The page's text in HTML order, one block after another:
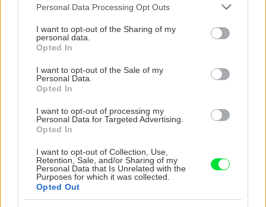
Please note that this website/app uses one or more Google
not limited to your visit or usage behaviour. You may click to
grant or deny consent to Google and its third-party tags to
use your data for below specified purposes in below Google
consent section.
Personal Data Processing Opt Outs
I want to opt-out of the Sharing of my
personal data.
Opted In
I want to opt-out of the Sale of my
Personal Data.
Opted In
I want to opt-out of processing my
Personal Data for Targeted Advertising.
Opted In
I want to opt-out of Collection, Use,
Retention, Sale, and/or Sharing of my
Personal Data that Is Unrelated with the
Purposes for which it was collected.
Opted Out
Chcete dominantu interiéru,
Vyrobte si takéto masívne
orechové svietidlo
Prečo klasická